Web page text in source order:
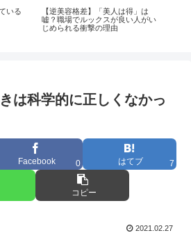
いる
【逆美容格差】「美人は得」は
嘘？職場でルックスが良い人がい
じめられる衝撃の理由
は科学的に正しくなかっ
Facebook 0 はてブ 7
コピー
2021.02.27